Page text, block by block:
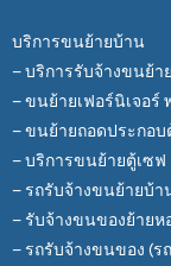
บริการขนย้ายบ้าน
– บริการรับจ้างขนย้า
– ขนย้ายเฟอร์นิเจอร์
– ขนย้ายถอดประกอบ
– บริการขนย้ายตู้เซฟ
– รถรับจ้างขนย้ายบ้า
– รับจ้างขนของย้ายห
– รถรับจ้างขนของ (